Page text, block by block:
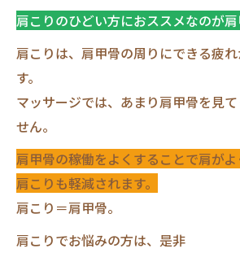
肩こりのひどい方におススメなのが肩
肩こりは、肩甲骨の周りにできる疲
す。
マッサージでは、あまり肩甲骨を見
せん。
肩甲骨の稼働をよくすることで肩がよ
肩こりも軽減されます。
肩こり＝肩甲骨。
肩こりでお悩みの方は、是非